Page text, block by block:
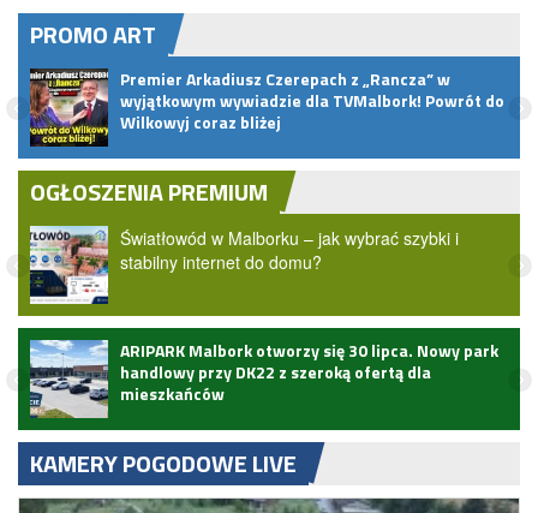
PROMO ART
Premier Arkadiusz Czerepach z „Rancza” w
wyjątkowym wywiadzie dla TVMalbork! Powrót do
Wilkowyj coraz bliżej
OGŁOSZENIA PREMIUM
Światłowód w Malborku – jak wybrać szybki i
stabilny internet do domu?
ARIPARK Malbork otworzy się 30 lipca. Nowy park
handlowy przy DK22 z szeroką ofertą dla
mieszkańców
KAMERY POGODOWE LIVE